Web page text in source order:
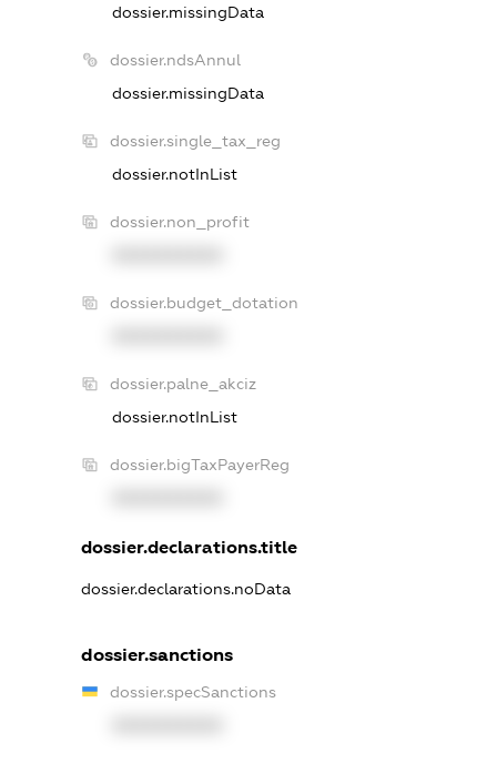
dossier.missingData
dossier.ndsAnnul
dossier.missingData
dossier.single_tax_reg
dossier.notInList
dossier.non_profit
dossier.budget_dotation
dossier.palne_akciz
dossier.notInList
dossier.bigTaxPayerReg
dossier.declarations.title
dossier.declarations.noData
dossier.sanctions
dossier.specSanctions